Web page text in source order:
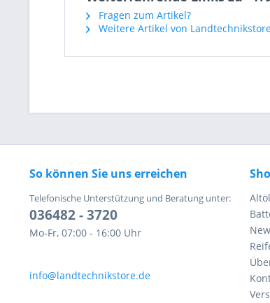
Fragen zum Artikel?
Weitere Artikel von
So können Sie uns erreichen
Telefonische Unterstützung und Beratung unter:
036482 - 3720
Mo-Fr, 07:00 - 16:00 Uhr
info@landtechnikstore.de